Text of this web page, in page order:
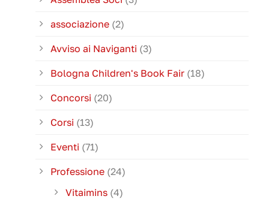
associazione (2)
Avviso ai Naviganti (3)
Bologna Children's Book Fair (18)
Concorsi (20)
Corsi (13)
Eventi (71)
Professione (24)
Vitaimins (4)